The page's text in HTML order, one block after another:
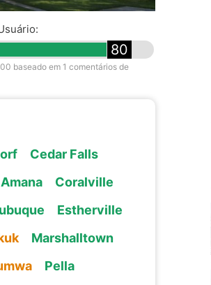
80
baseado em 1 comentários de
Cedar Falls
Coralville
Estherville
Marshalltown
Pella